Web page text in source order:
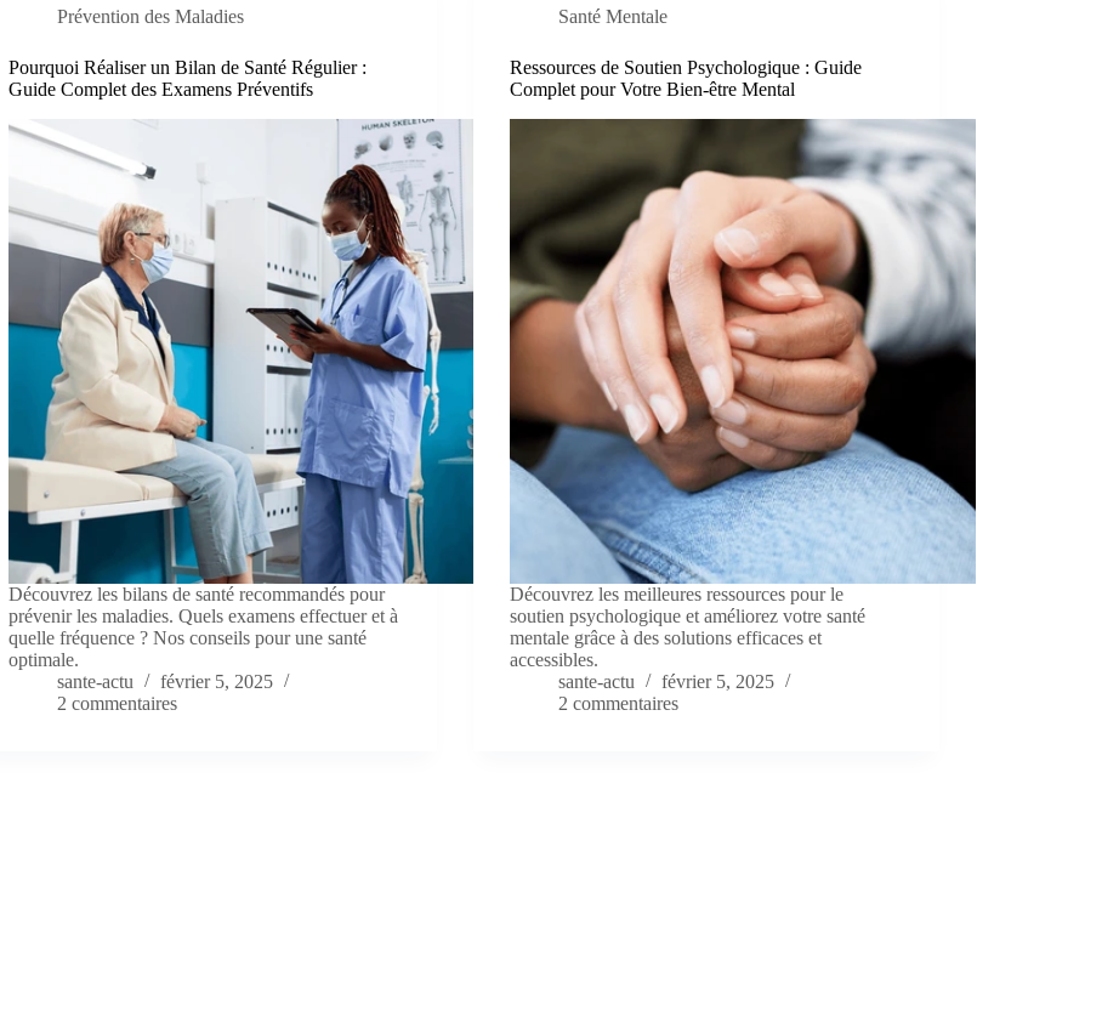
Prévention des Maladies
Pourquoi Réaliser un Bilan de Santé Régulier :
Guide Complet des Examens Préventifs
Découvrez les bilans de santé recommandés pour
prévenir les maladies. Quels examens effectuer et à
quelle fréquence ? Nos conseils pour une santé
optimale.
sante-actu
février 5, 2025
2 commentaires
Santé Mentale
Ressources de Soutien Psychologique : Guide
Complet pour Votre Bien-être Mental
Découvrez les meilleures ressources pour le
soutien psychologique et améliorez votre santé
mentale grâce à des solutions efficaces et
accessibles.
sante-actu
février 5, 2025
2 commentaires